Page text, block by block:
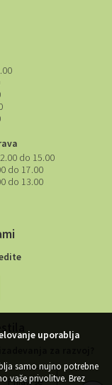
do 15.00
do 17.00
do 13.00
za razvoj?
uporablja
samo nujno potrebne
vaše privolitve. Brez